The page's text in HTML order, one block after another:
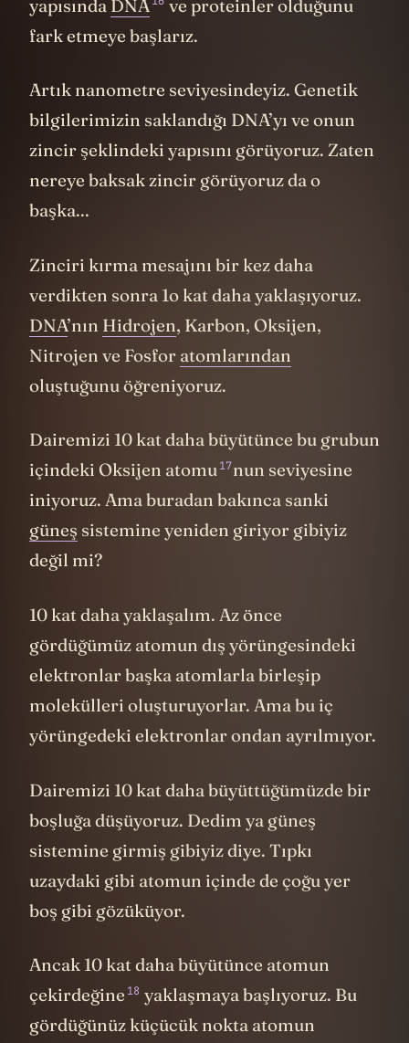
yapısında DNA
ve proteinler olduğunu
fark etmeye başlarız.
Artık nanometre seviyesindeyiz. Genetik
bilgilerimizin saklandığı DNA’yı ve onun
zincir şeklindeki yapısını görüyoruz. Zaten
nereye baksak zincir görüyoruz da o
başka...
Zinciri kırma mesajını bir kez daha
verdikten sonra 1o kat daha yaklaşıyoruz.
DNA’nın Hidrojen, Karbon, Oksijen,
Nitrojen ve Fosfor atomlarından
oluştuğunu öğreniyoruz.
Dairemizi 10 kat daha büyütünce bu grubun
içindeki Oksijen atomu17nun seviyesine
iniyoruz. Ama buradan bakınca sanki
güneş sistemine yeniden giriyor gibiyiz
değil mi?
10 kat daha yaklaşalım. Az önce
gördüğümüz atomun dış yörüngesindeki
elektronlar başka atomlarla birleşip
molekülleri oluşturuyorlar. Ama bu iç
yörüngedeki elektronlar ondan ayrılmıyor.
Dairemizi 10 kat daha büyüttüğümüzde bir
boşluğa düşüyoruz. Dedim ya güneş
sistemine girmiş gibiyiz diye. Tıpkı
uzaydaki gibi atomun içinde de çoğu yer
boş gibi gözüküyor.
Ancak 10 kat daha büyütünce atomun
çekirdeğine 18 yaklaşmaya başlıyoruz. Bu
gördüğünüz küçücük nokta atomun